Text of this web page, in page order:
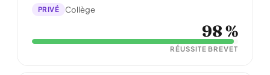
PRIVÉ Collège
98 %
RÉUSSITE BREVET